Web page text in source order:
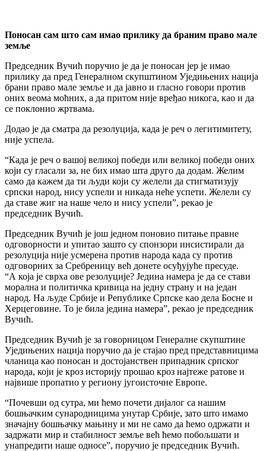
Поносан сам што сам имао прилику да браним право мале
земље
Председник Вучић поручио је да је поносан јер је имао
прилику да пред Генералном скупштином Уједињених нација
брани право мале земље и да јавно и гласно говори против
оних веома моћних, а да притом није вређао никога, као и да
се поклонио жртвама.
Додао је да сматра да резолуција, када је реч о легитимитету,
није успела.
“Када је реч о вашој великој победи или великој победи оних
који су гласали за, не бих имао шта друго да додам. Желим
само да кажем да ти људи који су желели да стигматизују
српски народ, нису успели и никада неће успети. Желели су
да ставе жиг на наше чело и нису успели”, рекао је
председник Вучић.
Председник Вучић је још једном поновио питање правне
одговорности и упитао зашто су спонзори инсистирали да
резолуција није усмерена против народа када су против
одговорних за Сребреницу већ донете осуђујуће пресуде.
“А која је сврха ове резолуције? Једина намера је да се стави
морална и политичка кривица на једну страну и на један
народ. На људе Србије и Републике Српске као дела Босне и
Херцеговине. То је била једина намера”, рекао је председник
Вучић.
Председник Вучић је за говорницом Генералне скупштине
Уједињених нација поручио да је стајао пред представницима
чланица као поносан и достојанствен припадник српског
народа, који је кроз историју прошао кроз најтеже ратове и
највише пропатио у региону југоисточне Европе.
“Почевши од сутра, ми ћемо почети дијалог са нашим
бошњачким сународницима унутар Србије, зато што имамо
значајну бошњачку мањину и ми не само да ћемо одржати и
задржати мир и стабилност земље већ ћемо побољшати и
унапредити наше односе”, поручио је председник Вучић.